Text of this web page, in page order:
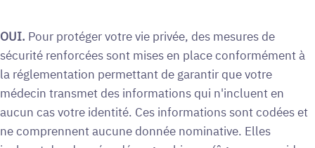
OUI. Pour protéger votre vie privée, des mesures de
sécurité renforcées sont mises en place conformément à
la réglementation permettant de garantir que votre
médecin transmet des informations qui n'incluent en
aucun cas votre identité. Ces informations sont codées et
ne comprennent aucune donnée nominative. Elles